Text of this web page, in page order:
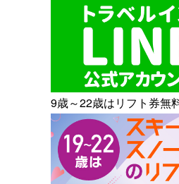
9歳～22歳はリフト券無